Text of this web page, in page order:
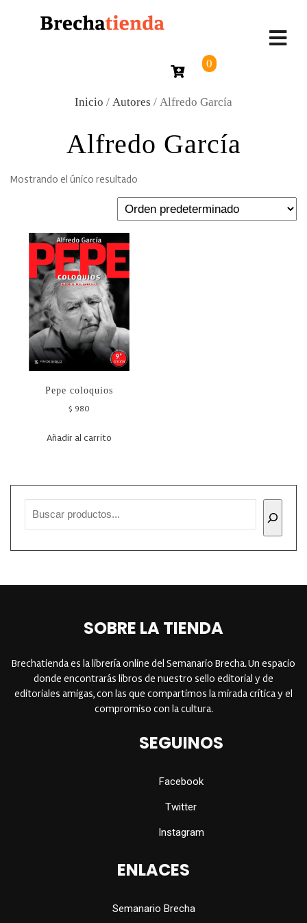
0
Inicio / Autores / Alfredo García
Alfredo García
Mostrando el único resultado
Pepe coloquios
$ 980
Añadir al carrito
SOBRE LA TIENDA
Brechatienda es la librería online del Semanario Brecha. Un espacio
donde encontrarás libros de nuestro sello editorial y de
editoriales amigas, con las que compartimos la mirada crítica y el
compromiso con la cultura.
SEGUINOS
Facebook
Twitter
Instagram
ENLACES
Semanario Brecha